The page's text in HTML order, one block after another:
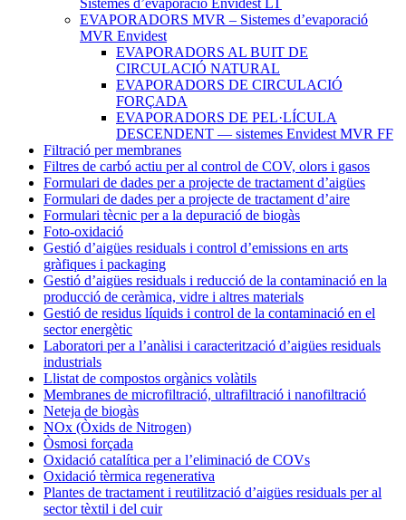
Sistemes d’evaporació Envidest LT
EVAPORADORS MVR – Sistemes d’evaporació
MVR Envidest
EVAPORADORS AL BUIT DE
CIRCULACIÓ NATURAL
EVAPORADORS DE CIRCULACIÓ
FORÇADA
EVAPORADORS DE PEL·LÍCULA
DESCENDENT — sistemes Envidest MVR FF
Filtració per membranes
Filtres de carbó actiu per al control de COV, olors i gasos
Formulari de dades per a projecte de tractament d’aigües
Formulari de dades per a projecte de tractament d’aire
Formulari tècnic per a la depuració de biogàs
Foto-oxidació
Gestió d’aigües residuals i control d’emissions en arts
gràfiques i packaging
Gestió d’aigües residuals i reducció de la contaminació en la
producció de ceràmica, vidre i altres materials
Gestió de residus líquids i control de la contaminació en el
sector energètic
Laboratori per a l’anàlisi i caracterització d’aigües residuals
industrials
Llistat de compostos orgànics volàtils
Membranes de microfiltració, ultrafiltració i nanofiltració
Neteja de biogàs
NOx (Òxids de Nitrogen)
Òsmosi forçada
Oxidació catalítica per a l’eliminació de COVs
Oxidació tèrmica regenerativa
Plantes de tractament i reutilització d’aigües residuals per al
sector tèxtil i del cuir